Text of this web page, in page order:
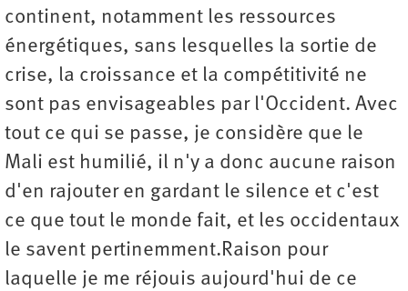
continent, notamment les ressources
énergétiques, sans lesquelles la sortie de
crise, la croissance et la compétitivité ne
sont pas envisageables par l'Occident. Avec
tout ce qui se passe, je considère que le
Mali est humilié, il n'y a donc aucune raison
d'en rajouter en gardant le silence et c'est
ce que tout le monde fait, et les occidentaux
le savent pertinemment.Raison pour
laquelle je me réjouis aujourd'hui de ce